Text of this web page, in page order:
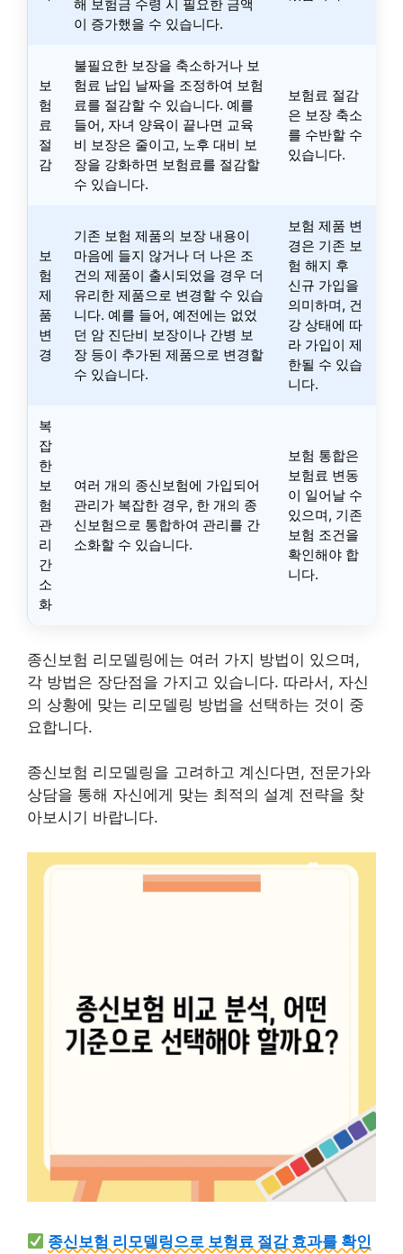
해 보험금 수령 시 필요한 금액
이 증가했을 수 있습니다.
보
험
료
절
감
불필요한 보장을 축소하거나 보
험료 납입 날짜을 조정하여 보험
료를 절감할 수 있습니다. 예를
들어, 자녀 양육이 끝나면 교육
비 보장은 줄이고, 노후 대비 보
장을 강화하면 보험료를 절감할
수 있습니다.
보험료 절감
은 보장 축소
를 수반할 수
있습니다.
보
험
제
품
변
경
기존 보험 제품의 보장 내용이
마음에 들지 않거나 더 나은 조
건의 제품이 출시되었을 경우 더
유리한 제품으로 변경할 수 있습
니다. 예를 들어, 예전에는 없었
던 암 진단비 보장이나 간병 보
장 등이 추가된 제품으로 변경할
수 있습니다.
보험 제품 변
경은 기존 보
험 해지 후
신규 가입을
의미하며, 건
강 상태에 따
라 가입이 제
한될 수 있습
니다.
복
잡
한
보
험
관
리
간
소
화
여러 개의 종신보험에 가입되어
관리가 복잡한 경우, 한 개의 종
신보험으로 통합하여 관리를 간
소화할 수 있습니다.
보험 통합은
보험료 변동
이 일어날 수
있으며, 기존
보험 조건을
확인해야 합
니다.
종신보험 리모델링에는 여러 가지 방법이 있으며,
각 방법은 장단점을 가지고 있습니다. 따라서, 자신
의 상황에 맞는 리모델링 방법을 선택하는 것이 중
요합니다.
종신보험 리모델링을 고려하고 계신다면, 전문가와
상담을 통해 자신에게 맞는 최적의 설계 전략을 찾
아보시기 바랍니다.
종신보험 리모델링으로 보험료 절감 효과를 확인